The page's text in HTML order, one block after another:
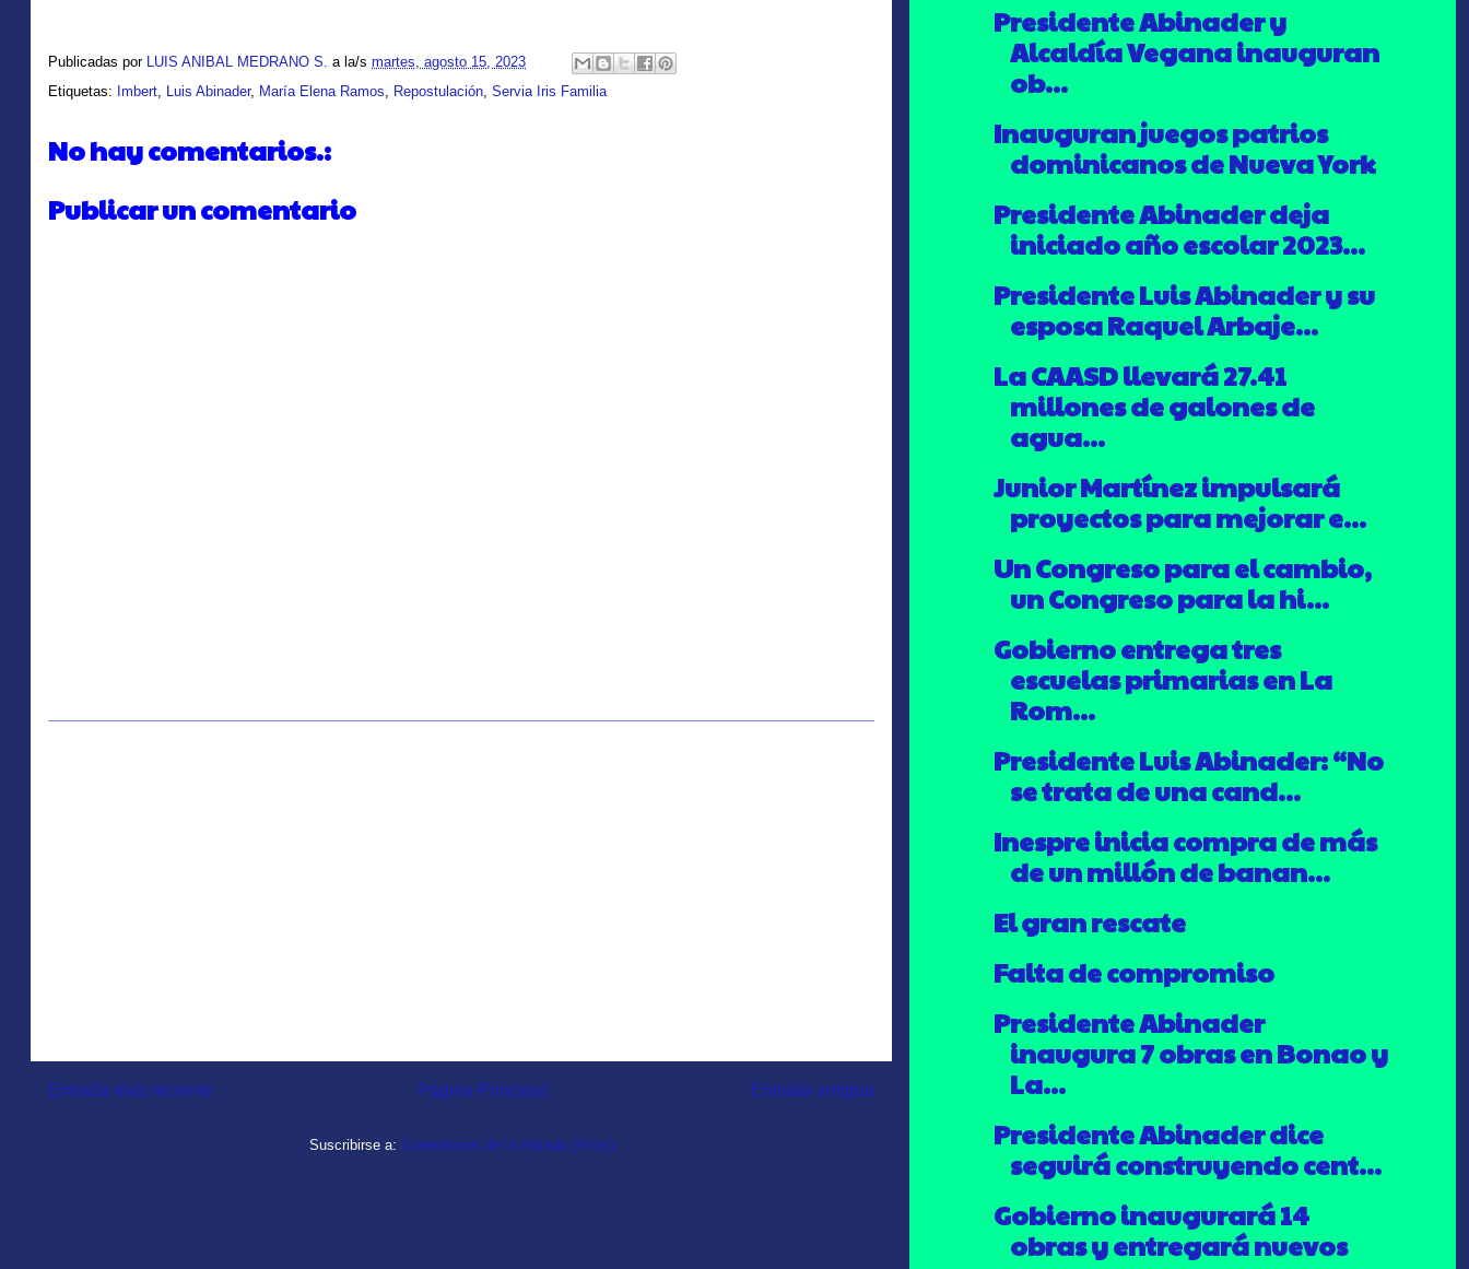
Publicadas por LUIS ANIBAL MEDRANO S. a la/s martes, agosto 15, 2023
Etiquetas: Imbert, Luis Abinader, María Elena Ramos, Repostulación, Servia Iris Familia
No hay comentarios.:
Publicar un comentario
Entrada más reciente Entrada antigua
Página Principal
Suscribirse a: Comentarios de la entrada (Atom)
Presidente Abinader y
Alcaldía Vegana inauguran
ob...
Inauguran juegos patrios
dominicanos de Nueva York
Presidente Abinader deja
iniciado año escolar 2023...
Presidente Luis Abinader y su
esposa Raquel Arbaje...
La CAASD llevará 27.41
millones de galones de
agua...
Junior Martínez impulsará
proyectos para mejorar e...
Un Congreso para el cambio,
un Congreso para la hi...
Gobierno entrega tres
escuelas primarias en La
Rom...
Presidente Luis Abinader: “No
se trata de una cand...
Inespre inicia compra de más
de un millón de banan...
El gran rescate
Falta de compromiso
Presidente Abinader
inaugura 7 obras en Bonao y
La...
Presidente Abinader dice
seguirá construyendo cent...
Gobierno inaugurará 14
obras y entregará nuevos